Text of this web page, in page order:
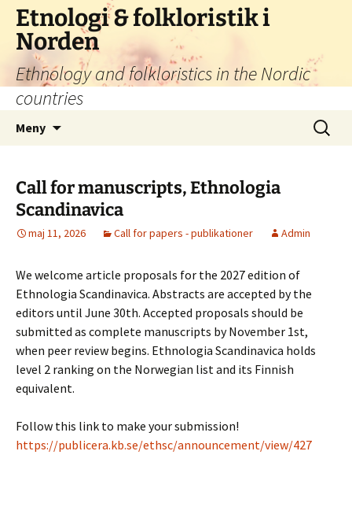
Hoppa
innehåll
Etnologi & folkloristik i
Norden
Ethnology and folkloristics in the Nordic
countries
Meny
Sök
efter:
Call for manuscripts, Ethnologia
Scandinavica
maj 11, 2026 Call for papers - publikationer Admin
We welcome article proposals for the 2027 edition of
Ethnologia Scandinavica. Abstracts are accepted by the
editors until June 30th. Accepted proposals should be
submitted as complete manuscripts by November 1st,
when peer review begins. Ethnologia Scandinavica holds
level 2 ranking on the Norwegian list and its Finnish
equivalent.
Follow this link to make your submission!
https://publicera.kb.se/ethsc/announcement/view/427